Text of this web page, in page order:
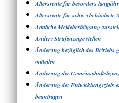
Altersrente für besonders
Altersrente für schwerbehinderte
Amtliche Meldebestätigung
Andere Strafanzeige stellen
Änderung bezüglich des Betriebs
mitteilen
Änderung der
Änderung des Entwicklungsziels
beantragen